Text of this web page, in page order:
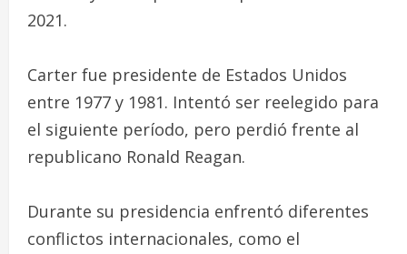
2021.
Carter fue presidente de Estados Unidos
entre 1977 y 1981. Intentó ser reelegido para
el siguiente período, pero perdió frente al
republicano Ronald Reagan.
Durante su presidencia enfrentó diferentes
conflictos internacionales, como el